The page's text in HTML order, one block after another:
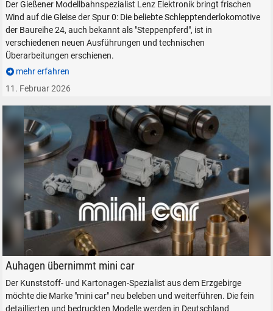
Der Gießener Modellbahnspezialist Lenz Elektronik bringt frischen
Wind auf die Gleise der Spur 0: Die beliebte Schlepptenderlokomotive
der Baureihe 24, auch bekannt als "Steppenpferd", ist in
verschiedenen neuen Ausführungen und technischen
Überarbeitungen erschienen.
mehr erfahren
11. Februar 2026
Auhagen mini car Fahrzeug-Modelle Mulitcar H0
Auhagen übernimmt mini car
Der Kunststoff- und Kartonagen-Spezialist aus dem Erzgebirge
möchte die Marke "mini car" neu beleben und weiterführen. Die fein
detaillierten und bedruckten Modelle werden in Deutschland
SUCHEN
Durchsuchen
alles